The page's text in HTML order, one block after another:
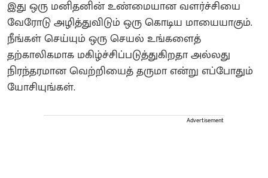
இது ஒரு மனிதனின் உண்மையான வளர்ச்சியை
வேரோடு அழித்துவிடும் ஒரு கொடிய மாயையாகும்.
நீங்கள் செய்யும் ஒரு செயல் உங்களைத்
தற்காலிகமாக மகிழ்ச்சிப்படுத்துகிறதா அல்லது
நிரந்தரமான வெற்றியைத் தருமா என்று எப்போதும்
யோசியுங்கள்.
Advertisement